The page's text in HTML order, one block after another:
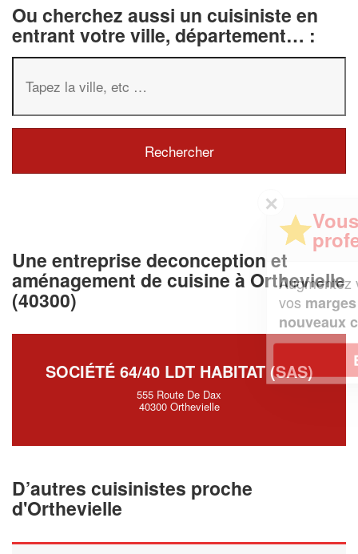
Ou cherchez aussi un cuisiniste en
entrant votre ville, département… :
Une entreprise deconception et
aménagement de cuisine à Orthevielle
(40300)
SOCIÉTÉ 64/40 LDT HABITAT (SAS)
555 Route De Dax
40300 Orthevielle
D’autres cuisinistes proche
d'Orthevielle
Augmentez votrechiffre d'affaireset
tout en gagnant de